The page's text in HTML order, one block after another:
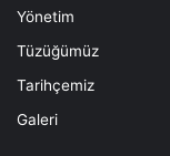
Yönetim
Tüzüğümüz
Tarihçemiz
Galeri